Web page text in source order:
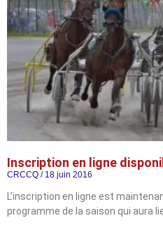
Inscription en ligne
CRCCQ 18 juin 2016
L’inscription en ligne est
programme de la saison qui aura